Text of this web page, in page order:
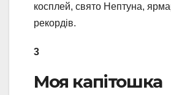
косплей, свято Нептуна,
рекордів.
3
Моя капітошка